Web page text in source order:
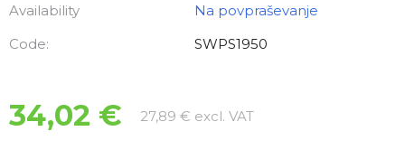
Availability
Na povpraševanje
Code:
SWPS1950
34,02 € 27,89 € excl. VATMeasure price: